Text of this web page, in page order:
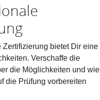
Zertifizierung bietet Dir eine
Verschaffe die
die Möglichkeiten und wie
die Prüfung vorbereiten